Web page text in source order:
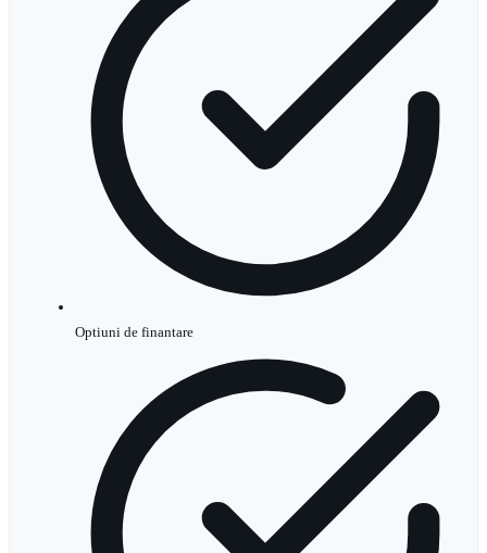
Optiuni de finantare